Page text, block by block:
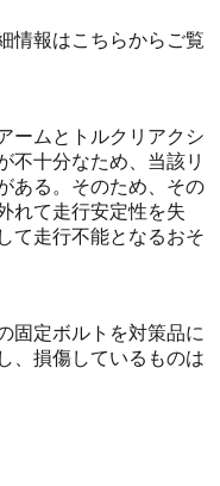
情報はこちらからご覧
ームとトルクリアクシ
不十分なため、当該リ
ある。そのため、その
れて走行安定性を失
て走行不能となるおそ
固定ボルトを対策品に
、損傷しているものは